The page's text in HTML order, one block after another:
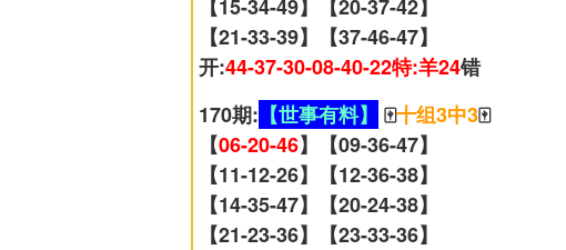
【15-34-49】【20-37-42】
【21-33-39】【37-46-47】
开:44-37-30-08-40-22特:羊24错
170期: 【世事有料】 🀄十组3中3🀄
【06-20-46】【09-36-47】
【11-12-26】【12-36-38】
【14-35-47】【20-24-38】
【21-23-36】【23-33-36】